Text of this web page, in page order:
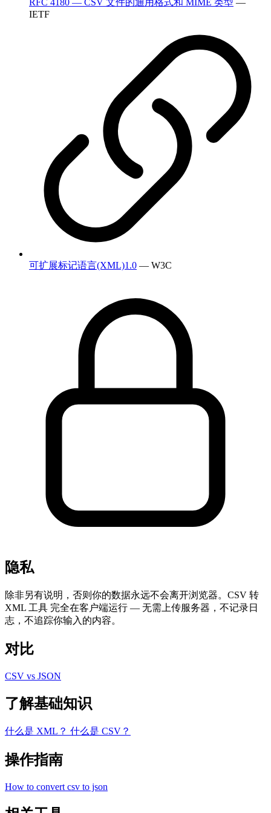
RFC 4180 — CSV 文件的通用格式和 MIME 类型 —
IETF
可扩展标记语言(XML)1.0 — W3C
隐私
除非另有说明，否则你的数据永远不会离开浏览器。CSV 转
XML 工具 完全在客户端运行 — 无需上传服务器，不记录日
志，不追踪你输入的内容。
对比
CSV vs JSON
了解基础知识
什么是 XML？ 什么是 CSV？
操作指南
How to convert csv to json